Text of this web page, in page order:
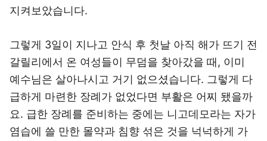
지켜보았습니다.
그렇게 3일이 지나고 안식 후 첫날 아직 해가 뜨기 전
갈릴리에서 온 여성들이 무덤을 찾아갔을 때, 이미
예수님은 살아나시고 거기 없으셨습니다. 그렇게 다
급하게 마련한 장례가 없었다면 부활은 어찌 됐을까
요. 급한 장례를 준비하는 중에는 니고데모라는 자가
염습에 쓸 만한 몰약과 침향 섞은 것을 넉넉하게 가